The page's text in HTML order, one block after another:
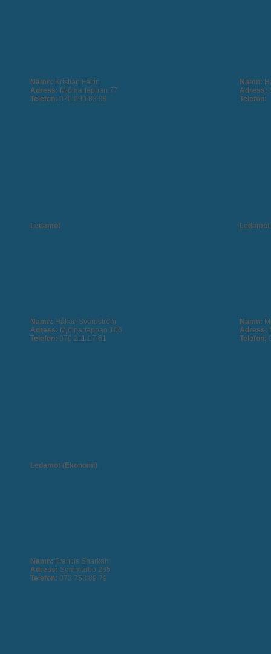
Namn: Kristian Faltin
Adress: Mjölnartäppan 77
Telefon: 070 090 83 99
Namn:
Adress:
Telefon:
Ledamot Ledamot
Namn: Håkan Svärdström
Adress: Mjölnartäppan 106
Telefon: 070 211 17 61
Namn:
Adress:
Telefon:
Ledamot (Ekonomi)
Namn: Francis Sharkah
Adress: Sommarbo 265
Telefon: 073 753 89 79